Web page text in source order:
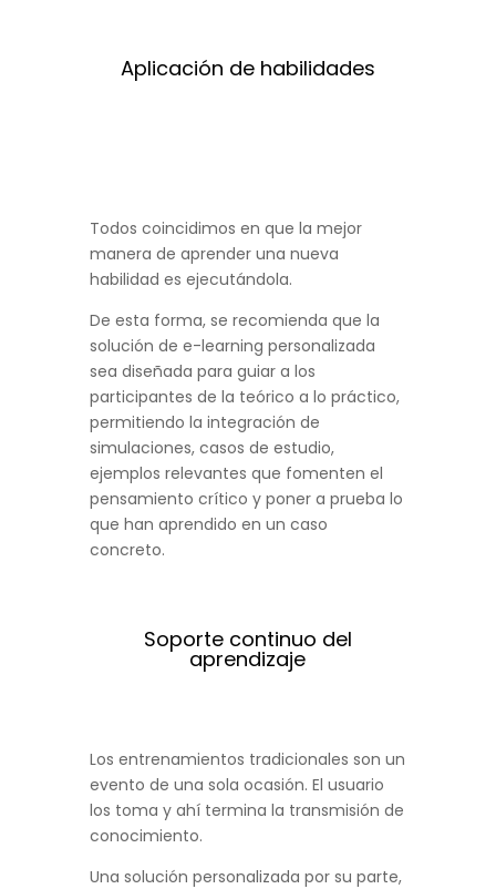
Aplicación de habilidades
Todos coincidimos en que la mejor
manera de aprender una nueva
habilidad es ejecutándola.
De esta forma, se recomienda que la
solución de e-learning personalizada
sea diseñada para guiar a los
participantes de la teórico a lo práctico,
permitiendo la integración de
simulaciones, casos de estudio,
ejemplos relevantes que fomenten el
pensamiento crítico y poner a prueba lo
que han aprendido en un caso
concreto.
Soporte continuo del
aprendizaje
Los entrenamientos tradicionales son un
evento de una sola ocasión. El usuario
los toma y ahí termina la transmisión de
conocimiento.
Una solución personalizada por su parte,